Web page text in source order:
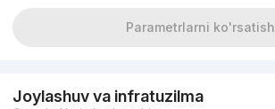
Parametrlarni ko'rsatish
Joylashuv va infratuzilma